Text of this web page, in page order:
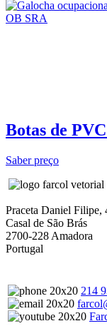
Botas de
Saber preço
Praceta Daniel Filipe,
Casal de São Brás
2700-228 Amadora
Portugal
214